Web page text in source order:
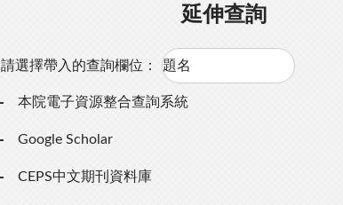
延伸查詢
請選擇帶入的查詢欄位：
本院電子資源整合查詢系統
Google Scholar
CEPS中文期刊資料庫